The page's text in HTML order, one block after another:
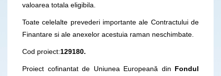
valoarea totala eligibila.
Toate celelalte prevederi importante ale Contractului de
Finantare si ale anexelor acestuia raman neschimbate.
Cod proiect:129180.
Proiect cofinantat de Uniunea Europeană din Fondul